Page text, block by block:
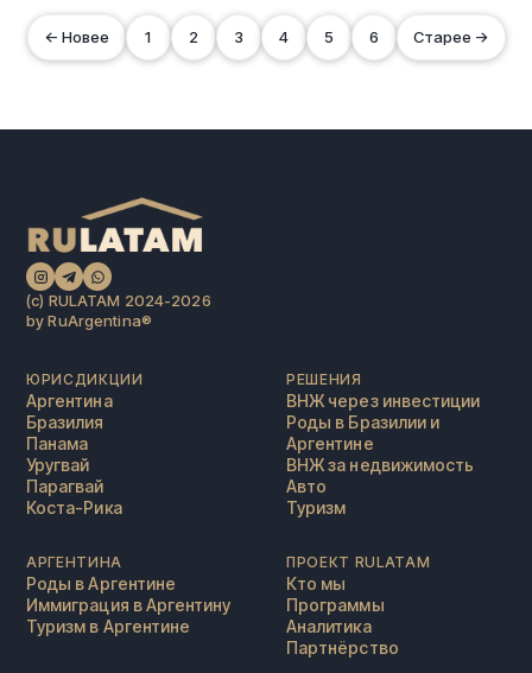
← Новее 1 2 3 4 5 6 Старее →
(c) RULATAM 2024-2026
by RuArgentina®️
ЮРИСДИКЦИИ
Аргентина
Бразилия
Панама
Уругвай
Парагвай
Коста-Рика
РЕШЕНИЯ
ВНЖ через инвестиции
Роды в Бразилии и
Аргентине
ВНЖ за недвижимость
Авто
Туризм
АРГЕНТИНА
Роды в Аргентине
Иммиграция в Аргентину
Туризм в Аргентине
ПРОЕКТ RULATAM
Кто мы
Программы
Аналитика
Партнёрство